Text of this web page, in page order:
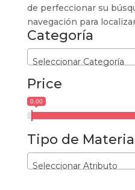
de perfeccionar su
navegación para
Categoría
Seleccionar Categoría
Price
0.00
Tipo de Material
Seleccionar Atributo